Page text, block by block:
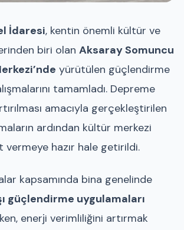
İdaresi, kentin önemli kültür ve
biri olan Aksaray Somuncu
yürütülen güçlendirme
tamamladı. Depreme
amacıyla gerçekleştirilen
ardından kültür merkezi
vermeye hazır hale getirildi.
kapsamında bina genelinde
güçlendirme uygulamaları
enerji verimliliğini artırmak